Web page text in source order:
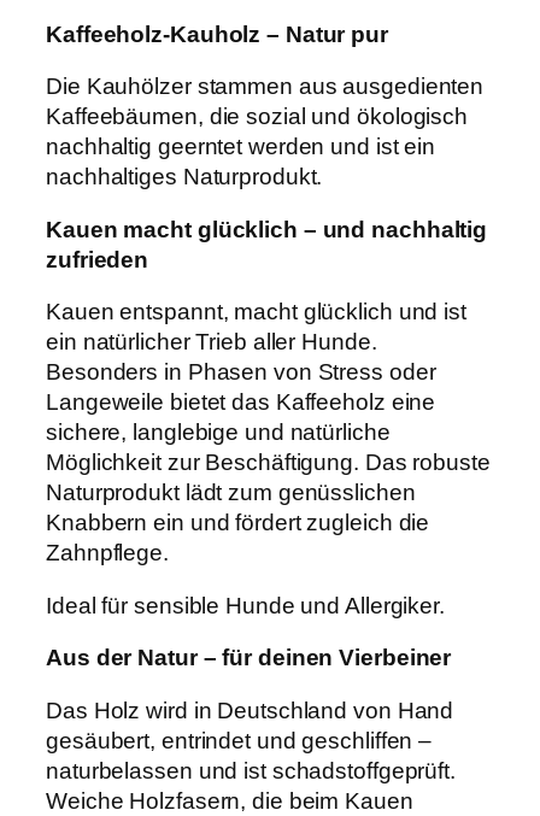
Kaffeeholz-Kauholz – Natur pur
Die Kauhölzer stammen aus ausgedienten
Kaffeebäumen, die sozial und ökologisch
nachhaltig geerntet werden und ist ein
nachhaltiges Naturprodukt.
Kauen macht glücklich – und nachhaltig
zufrieden
Kauen entspannt, macht glücklich und ist
ein natürlicher Trieb aller Hunde.
Besonders in Phasen von Stress oder
Langeweile bietet das Kaffeeholz eine
sichere, langlebige und natürliche
Möglichkeit zur Beschäftigung. Das robuste
Naturprodukt lädt zum genüsslichen
Knabbern ein und fördert zugleich die
Zahnpflege.
Ideal für sensible Hunde und Allergiker.
Aus der Natur – für deinen Vierbeiner
Das Holz wird in Deutschland von Hand
gesäubert, entrindet und geschliffen –
naturbelassen und ist schadstoffgeprüft.
Weiche Holzfasern, die beim Kauen